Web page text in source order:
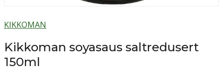
KIKKOMAN
Kikkoman soyasaus saltredusert
150ml